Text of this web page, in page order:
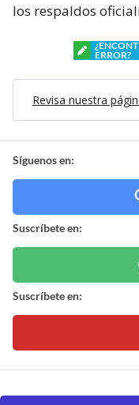
los respaldos
ERROR?
Revisa nuestra
Síguenos en:
Suscríbete en:
Suscríbete en: